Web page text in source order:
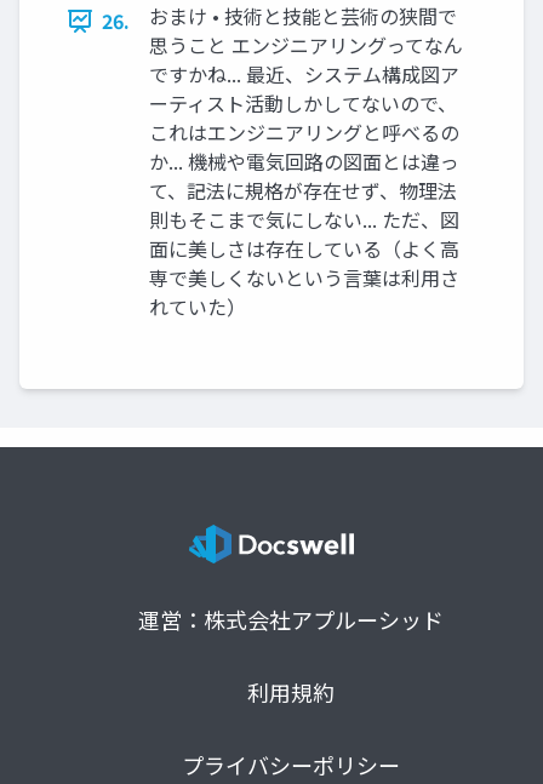
26.
おまけ • 技術と技能と芸術の狭間で
思うこと エンジニアリングってなん
ですかね... 最近、システム構成図ア
ーティスト活動しかしてないので、
これはエンジニアリングと呼べるの
か... 機械や電気回路の図面とは違っ
て、記法に規格が存在せず、物理法
則もそこまで気にしない... ただ、図
面に美しさは存在している（よく高
専で美しくないという言葉は利用さ
れていた）
運営：株式会社アプルーシッド
利用規約
プライバシーポリシー